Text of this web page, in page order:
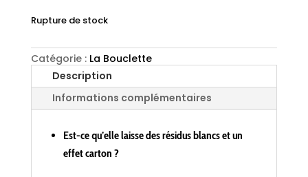
Rupture de stock
Catégorie : La Bouclette
Description
Informations complémentaires
Est-ce qu’elle laisse des résidus blancs et un
effet carton ?